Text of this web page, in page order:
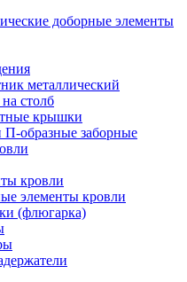
доборные элементы
металлический
столб
крышки
образные заборные
кровли
элементы кровли
(флюгарка)